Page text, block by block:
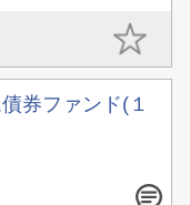
券ファンド(１